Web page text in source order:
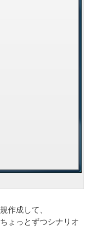
作成して、
ょっとずつシナリオ